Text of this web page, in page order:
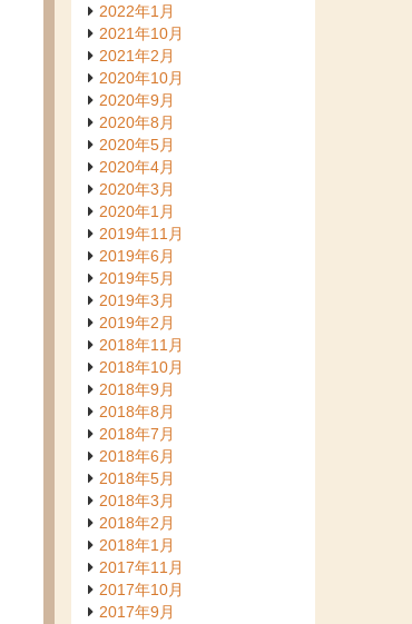
2022年1月
2021年10月
2021年2月
2020年10月
2020年9月
2020年8月
2020年5月
2020年4月
2020年3月
2020年1月
2019年11月
2019年6月
2019年5月
2019年3月
2019年2月
2018年11月
2018年10月
2018年9月
2018年8月
2018年7月
2018年6月
2018年5月
2018年3月
2018年2月
2018年1月
2017年11月
2017年10月
2017年9月